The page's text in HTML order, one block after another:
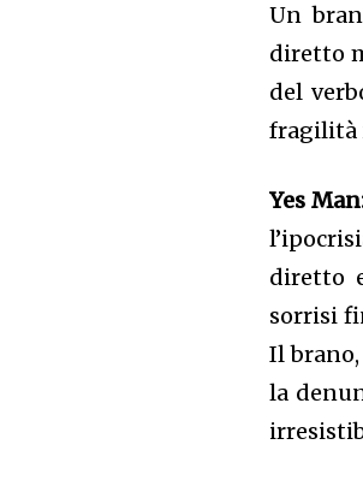
Un
diretto
del
fragilità
Yes
diretto
sorrisi
Il
la